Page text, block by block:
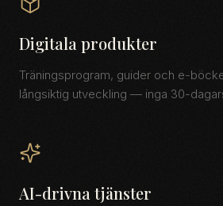
Digitala produkter
Träningsprogram, guider och e-
långsiktig utveckling — inga 30-
AI-drivna tjänster